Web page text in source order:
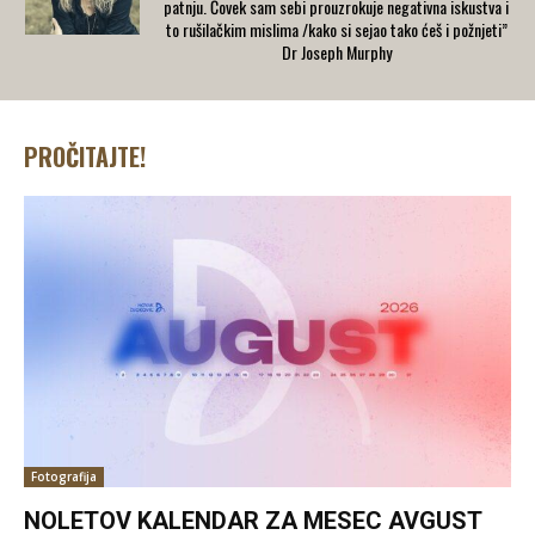
patnju. Čovek sam sebi prouzrokuje negativna iskustva i
to rušilačkim mislima /kako si sejao tako ćeš i požnjeti”
Dr Joseph Murphy
PROČITAJTE!
Fotografija
NOLETOV KALENDAR ZA MESEC AVGUST